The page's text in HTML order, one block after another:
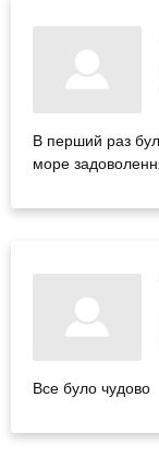
В перший раз
море
Все було чудово